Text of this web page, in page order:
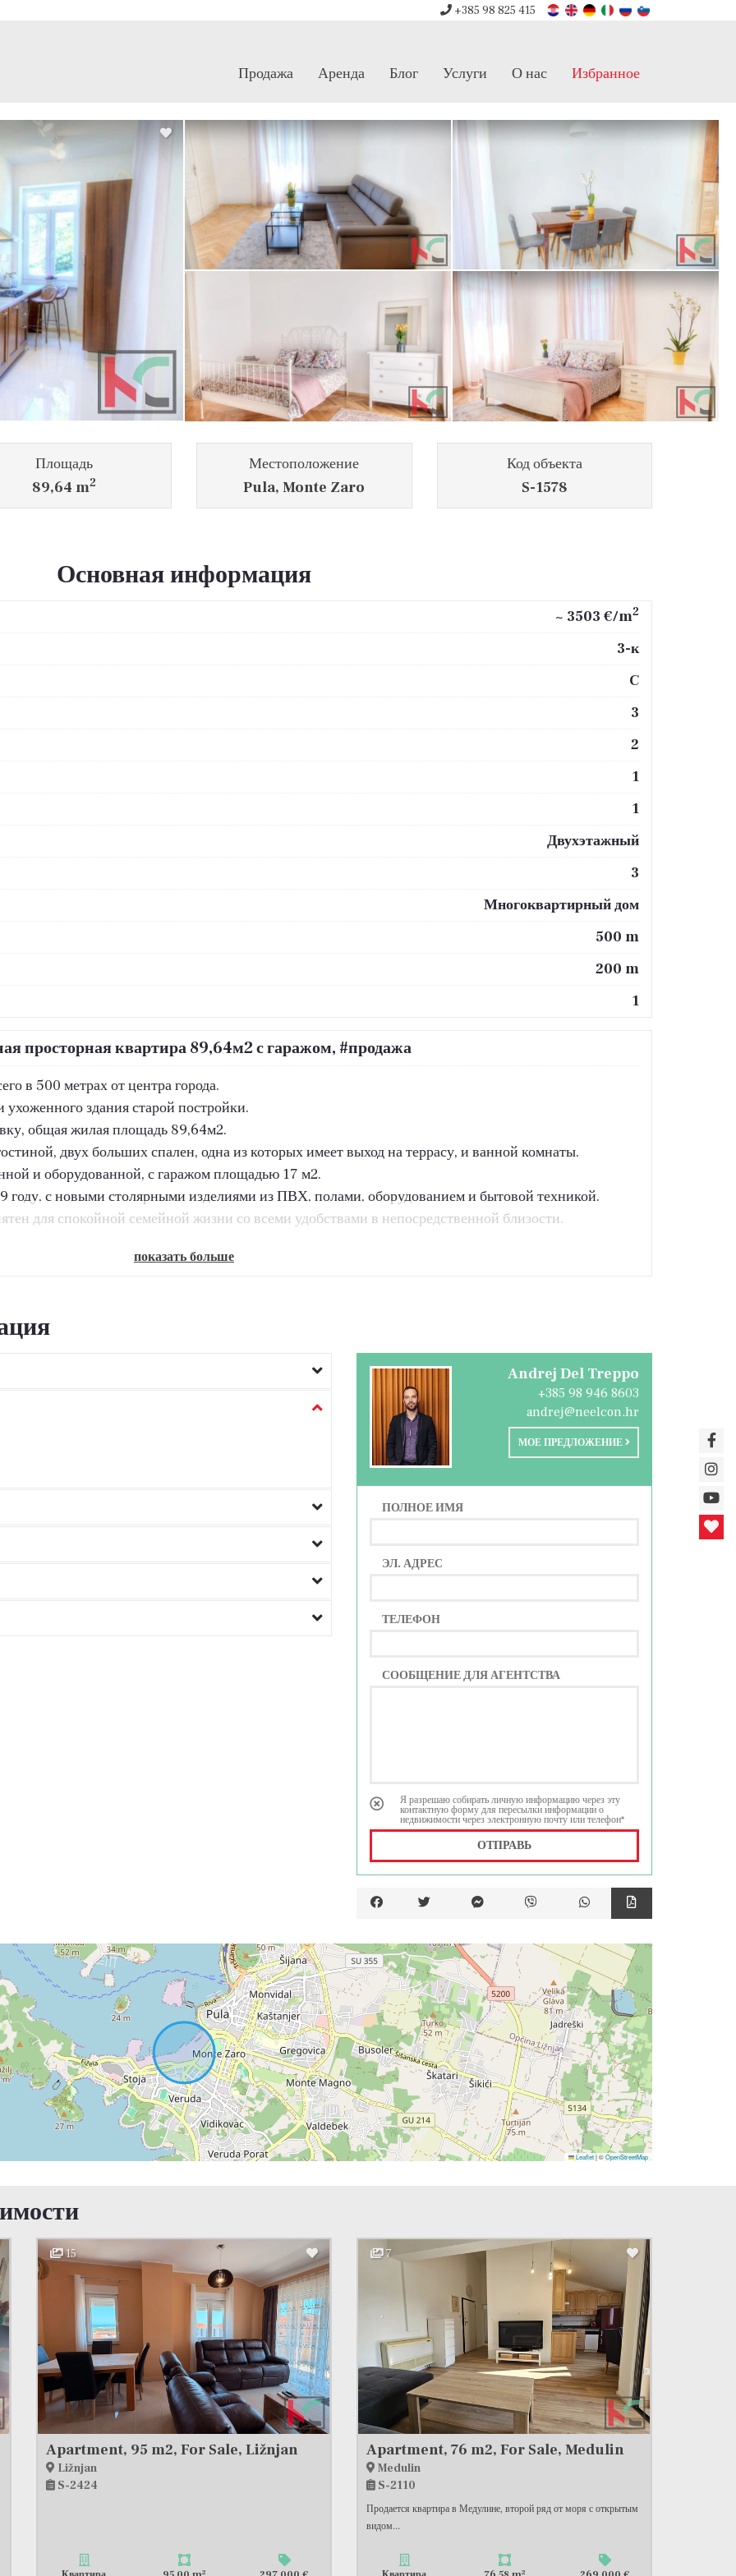
+385 98 825 415
Продажа Аренда Блог Услуги О нас Избранное
Площадь
89,64 m2
Местоположение
Pula, Monte Zaro
Код объекта
S-1578
Основная информация
~ 3503 €/m2
3-к
C
3
2
1
1
Двухэтажный
3
Многоквартирный дом
500 m
200 m
1
просторная квартира 89,64м2 с гаражом, #продажа
в 500 метрах от центра города.
здания старой постройки.
общая жилая площадь 89,64м2.
двух больших спален, одна из которых имеет выход на террасу, и ванной комнаты.
и оборудованной, с гаражом площадью 17 м2.
году, с новыми столярными изделиями из ПВХ, полами, оборудованием и бытовой техникой.
для спокойной семейной жизни со всеми удобствами в непосредственной близости.
показать больше
Andrej Del Treppo
+385 98 946 8603
andrej@neelcon.hr
МОЕ ПРЕДЛОЖЕНИЕ
ПОЛНОЕ ИМЯ
ЭЛ. АДРЕС
ТЕЛЕФОН
СООБЩЕНИЕ ДЛЯ АГЕНТСТВА
Я разрешаю собирать личную информацию через эту
контактную форму для пересылки информации о
недвижимости через электронную почту или телефон*
ОТПРАВЬ
Leaflet|©OpenStreetMap
15
Apartment, 95 m2, For Sale, Ližnjan
Ližnjan
S-2424
2
7
Apartment, 76 m2, For Sale, Medulin
Medulin
S-2110
Продается квартира в Медулине, второй ряд от моря с открытым
видом...
2